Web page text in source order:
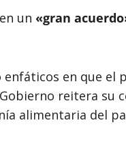
un «gran
en que el
reitera su
alimentaria del